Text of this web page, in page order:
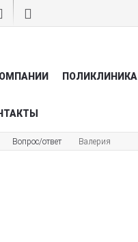
ПОЛИКЛИНИКА
Вопрос/ответ Валерия